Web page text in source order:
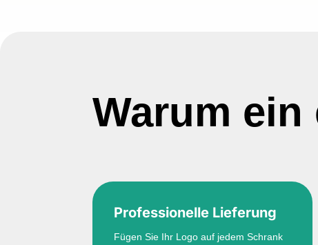
Warum
Professionelle Lieferung
Fügen Sie Ihr Logo auf jedem Schrank